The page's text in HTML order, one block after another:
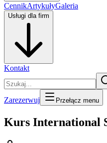
CennikArtykułyGaleria
Usługi dla firm
Kontakt
Zarezerwuj Przełącz menu
Kurs International